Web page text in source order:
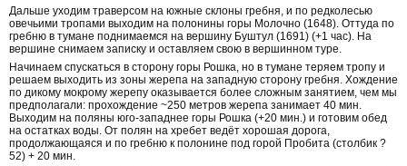
Дальше уходим траверсом на южные склоны гребня, и по редколесью
овечьими тропами выходим на полонины горы Молочно (1648). Оттуда по
гребню в тумане поднимаемся на вершину Буштул (1691) (+1 час). На
вершине снимаем записку и оставляем свою в вершинном туре.
Начинаем спускаться в сторону горы Рошка, но в тумане теряем тропу и
решаем выходить из зоны жерепа на западную сторону гребня. Хождение
по дикому мокрому жерепу оказывается более сложным занятием, чем мы
предполагали: прохождение ~250 метров жерепа занимает 40 мин.
Выходим на поляны юго-западнее горы Рошка (+20 мин.) и готовим обед
на остатках воды. От полян на хребет ведёт хорошая дорога,
продолжающаяся и по гребню к полонине под горой Пробита (столбик ?
52) + 20 мин.